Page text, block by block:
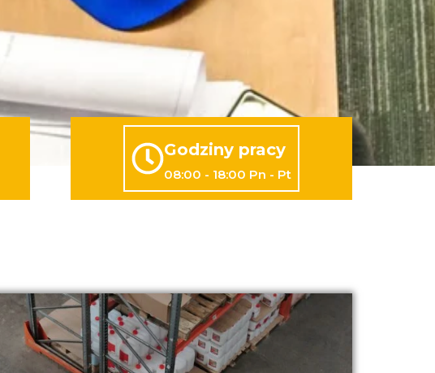
Godziny pracy
08:00 - 18:00 Pn - Pt